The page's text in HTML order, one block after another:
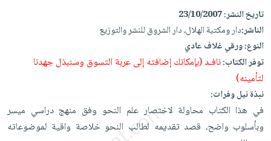
iKitab
على
Android
تحميل
iKitab
على
Apple
masmu3
على
Apple
القراءة
جوائز
أجهزة
العناية
الشخصية
العناية
وتصفيف
الشعر
العناية
بالجسم
المطبخ
والسفرة
الكل
أواني
الطهي
أدوات
متجر
الهدايا
أقسام
تاريخ النشر:23/10/2007
الناشر:دار ومكتبة الهلال، دار الشروق للنشر والتوزيع
النوع:ورقي غلاف عادي
توفر الكتاب:نافـد (بإمكانك إضافته إلى عربة التسوق وسنبذل جهدنا
لتأمينه)
نبذة نيل وفرات:
في هذا الكتاب محاولة لاختصار علم النحو وفق منهج دراسي ميسر
وبأسلوب واضح، قصد تقديمه لطالب النحو خلاصة واقية لموضوعاته